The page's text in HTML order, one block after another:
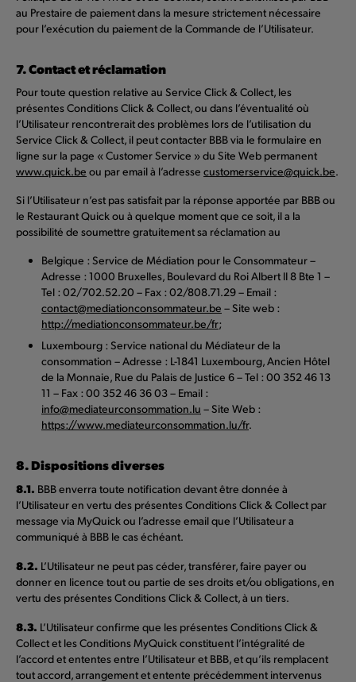
au Prestaire de paiement dans la mesure strictement nécessaire
pour l’exécution du paiement de la Commande de l’Utilisateur.
7. Contact et réclamation
Pour toute question relative au Service Click & Collect, les
présentes Conditions Click & Collect, ou dans l’éventualité où
l’Utilisateur rencontrerait des problèmes lors de l’utilisation du
Service Click & Collect, il peut contacter BBB via le formulaire en
ligne sur la page « Customer Service » du Site Web permanent
www.quick.be ou par email à l’adresse customerservice@quick.be.
Si l’Utilisateur n’est pas satisfait par la réponse apportée par BBB ou
le Restaurant Quick ou à quelque moment que ce soit, il a la
possibilité de soumettre gratuitement sa réclamation au
Belgique : Service de Médiation pour le Consommateur –
Adresse : 1000 Bruxelles, Boulevard du Roi Albert II 8 Bte 1 –
Tel : 02/702.52.20 – Fax : 02/808.71.29 – Email :
contact@mediationconsommateur.be – Site web :
http://mediationconsommateur.be/fr;
Luxembourg : Service national du Médiateur de la
consommation – Adresse : L-1841 Luxembourg, Ancien Hôtel
de la Monnaie, Rue du Palais de Justice 6 – Tel : 00 352 46 13
11 – Fax : 00 352 46 36 03 – Email :
info@mediateurconsommation.lu – Site Web :
https://www.mediateurconsommation.lu/fr.
8. Dispositions diverses
8.1. BBB enverra toute notification devant être donnée à
l’Utilisateur en vertu des présentes Conditions Click & Collect par
message via MyQuick ou l’adresse email que l’Utilisateur a
communiqué à BBB le cas échéant.
8.2. L’Utilisateur ne peut pas céder, transférer, faire payer ou
donner en licence tout ou partie de ses droits et/ou obligations, en
vertu des présentes Conditions Click & Collect, à un tiers.
8.3. L’Utilisateur confirme que les présentes Conditions Click &
Collect et les Conditions MyQuick constituent l’intégralité de
l’accord et ententes entre l’Utilisateur et BBB, et qu’ils remplacent
tout accord, arrangement et entente précédemment intervenus